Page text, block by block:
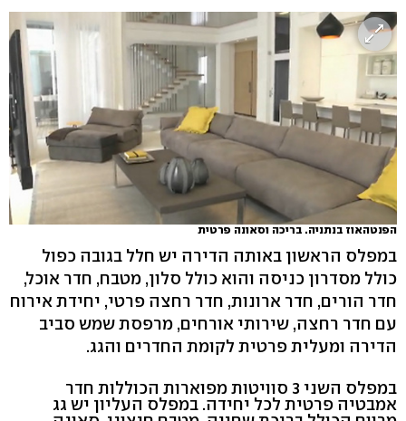
הפנטהאוז בנתניה. בריכה וסאונה פרטית
במפלס הראשון באותה הדירה יש חלל בגובה כפול
כולל מסדרון כניסה והוא כולל סלון, מטבח, חדר אוכל,
חדר הורים, חדר ארונות, חדר רחצה פרטי, יחידת אירוח
עם חדר רחצה, שירותי אורחים, מרפסת שמש סביב
הדירה ומעלית פרטית לקומת החדרים והגג.
במפלס השני 3 סוויטות מפוארות הכוללות חדר
אמבטיה פרטית לכל יחידה. במפלס העליון יש גג